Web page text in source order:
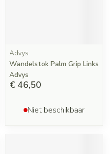
Advys
Wandelstok Palm Grip Links
Advys
€ 46,50
Niet beschikbaar